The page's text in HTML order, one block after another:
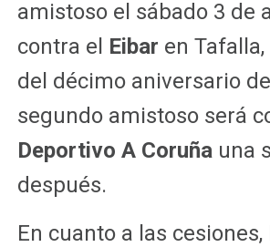
amistoso el sábado 3 de
contra el Eibar en
del décimo aniversario del
segundo amistoso será
Deportivo A Coruñauna
después.
En cuanto a las cesiones,